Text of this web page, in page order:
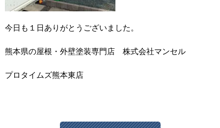
今日も１日ありがとうございました。
熊本県の屋根・外壁塗装専門店 株式会社マンセル
プロタイムズ熊本東店